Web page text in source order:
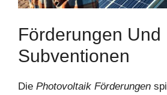
Förderungen Und
Subventionen
Die Photovoltaik Förderungen